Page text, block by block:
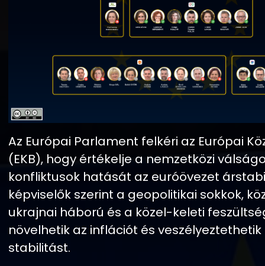
Az Európai Parlament felkéri az Európai
(EKB), hogy értékelje a nemzetközi
konfliktusok hatását az euróövezet
képviselők szerint a geopolitikai sokkok,
ukrajnai háború és a közel-keleti
növelhetik az inflációt és
stabilitást.